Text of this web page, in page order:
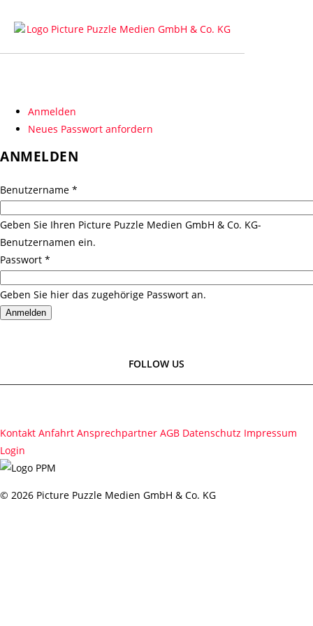
Haupt-
Anmelden
Reiter)
Neues Passwort anfordern
ANMELDEN
Benutzername *
Geben Sie Ihren Picture Puzzle Medien GmbH & Co. KG-
Benutzernamen ein.
Passwort *
Geben Sie hier das zugehörige Passwort an.
FOLLOW US
Kontakt Anfahrt Ansprechpartner AGB Datenschutz Impressum
Login
© 2026 Picture Puzzle Medien GmbH & Co. KG